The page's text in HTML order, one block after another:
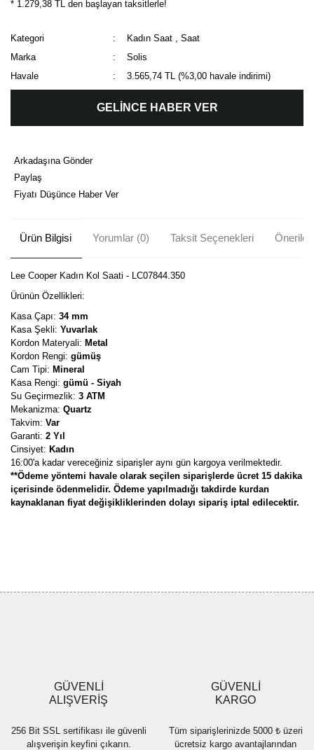
* 1.279,38 TL den başlayan taksitlerle!
Kategori Kadın Saat ,Saat
Marka
Solis
Havale
3.565,74 TL (%3,00 havale indirimi)
GELİNCE HABER VER
Arkadaşına Gönder
Paylaş
Fiyatı Düşünce Haber Ver
Ürün Bilgisi Yorumlar (0) Taksit Seçenekleri
Lee Cooper Kadın Kol Saati - LC07844.350
Ürünün Özellikleri:
Kasa Çapı: 34 mm
Kasa Şekli: Yuvarlak
Kordon Materyali: Metal
Kordon Rengi: gümüş
Cam Tipi: Mineral
Kasa Rengi: gümü - Siyah
Su Geçirmezlik: 3 ATM
Mekanizma: Quartz
Takvim: Var
Garanti: 2 Yıl
Cinsiyet: Kadın
16:00'a kadar vereceğiniz siparişler aynı gün kargoya verilmektedir.
**Ödeme yöntemi havale olarak seçilen siparişlerde ücret 15 dakika
içerisinde ödenmelidir. Ödeme yapılmadığı takdirde kurdan
kaynaklanan fiyat değişikliklerinden dolayı sipariş iptal edilecektir.
Ürün fiyatı diğer sitelerden daha pahalı.
Bu ürüne benzer farklı alternatifler olmalı.
GÜVENLİ
ALIŞVERİŞ
256 Bit SSL sertifikası ile güvenli
alışverişin keyfini çıkarın.
GÜVENLİ
KARGO
Tüm siparişlerinizde 5000 ₺ üzeri
ücretsiz kargo avantajlarından